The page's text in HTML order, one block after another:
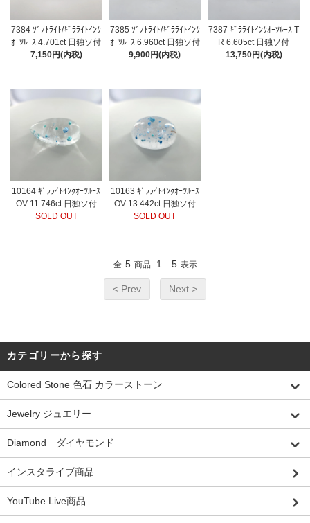
7384 ｿﾞﾉﾄﾗｲﾄ/ｷﾞﾗﾗｲﾄｲﾝｸ
ｵｰﾂﾙｰｽ 4.701ct 日独ソ付
7,150円(内税)
7385 ｿﾞﾉﾄﾗｲﾄ/ｷﾞﾗﾗｲﾄｲﾝｸ
ｵｰﾂﾙｰｽ 6.960ct 日独ソ付
9,900円(内税)
7387 ｷﾞﾗﾗｲﾄｲﾝｸｵｰﾂﾙｰｽ T
R 6.605ct 日独ソ付
13,750円(内税)
10164 ｷﾞﾗﾗｲﾄｲﾝｸｵｰﾂﾙｰｽ
OV 11.746ct 日独ソ付
SOLD OUT
10163 ｷﾞﾗﾗｲﾄｲﾝｸｵｰﾂﾙｰｽ
OV 13.442ct 日独ソ付
SOLD OUT
全 5 商品 1 - 5 表示
< Prev Next >
カテゴリーから探す
Colored Stone 色石 カラーストーン
Jewelry ジュエリー
Diamond ダイヤモンド
インスタライブ商品
YouTube Live商品